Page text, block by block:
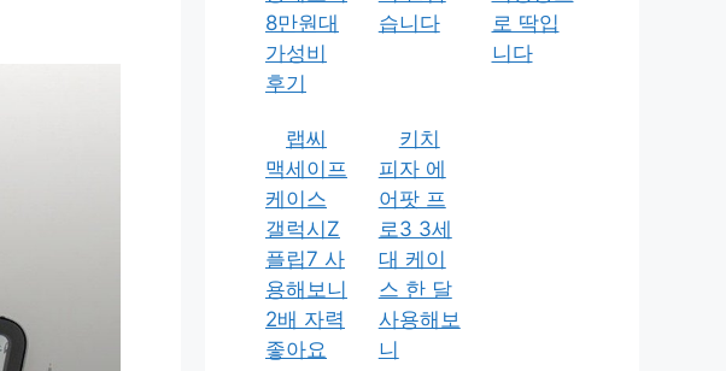
8만원대
가성비
후기
습니다
로 딱입
니다
랩씨
맥세이프
케이스
갤럭시Z
플립7 사
용해보니
2배 자력
좋아요
키치
피자 에
어팟 프
로3 3세
대 케이
스 한 달
사용해보
니